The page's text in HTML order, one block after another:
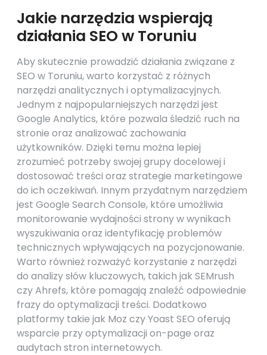
Jakie narzędzia wspierają
działania SEO w Toruniu
Aby skutecznie prowadzić działania związane z
SEO w Toruniu, warto korzystać z różnych
narzędzi analitycznych i optymalizacyjnych.
Jednym z najpopularniejszych narzędzi jest
Google Analytics, które pozwala śledzić ruch na
stronie oraz analizować zachowania
użytkowników. Dzięki temu można lepiej
zrozumieć potrzeby swojej grupy docelowej i
dostosować treści oraz strategie marketingowe
do ich oczekiwań. Innym przydatnym narzędziem
jest Google Search Console, które umożliwia
monitorowanie wydajności strony w wynikach
wyszukiwania oraz identyfikację problemów
technicznych wpływających na pozycjonowanie.
Warto również rozważyć korzystanie z narzędzi
do analizy słów kluczowych, takich jak SEMrush
czy Ahrefs, które pomagają znaleźć odpowiednie
frazy do optymalizacji treści. Dodatkowo
platformy takie jak Moz czy Yoast SEO oferują
wsparcie przy optymalizacji on-page oraz
audytach stron internetowych.